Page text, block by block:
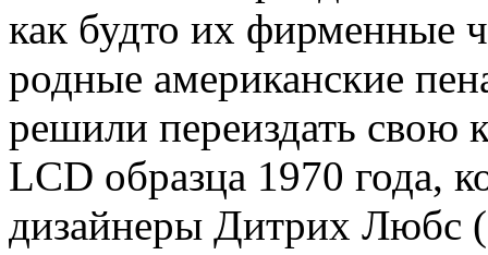
как будто их фирменные
родные американские
решили переиздать свою
LCD образца 1970 года,
дизайнеры Дитрих Любс